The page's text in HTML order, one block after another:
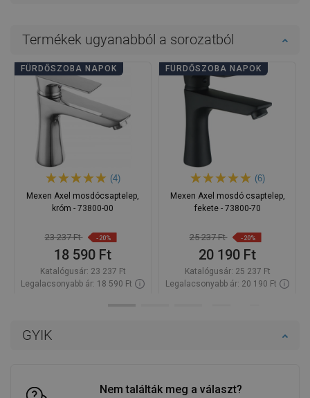
GYIK
Nem találták meg a választ?
Termékek ugyanabból a sorozatból
FÜRDŐSZOBA NAPOK
(4)
Mexen Axel mosdócsaptelep,
króm - 73800-00
23 237 Ft -20%
18 590 Ft
Katalógusár: 23 237 Ft
Legalacsonyabb ár: 18 590 Ft
FÜRDŐSZOBA NAPOK
(6)
Mexen Axel mosdó csaptelep,
fekete - 73800-70
25 237 Ft -20%
20 190 Ft
Katalógusár: 25 237 Ft
Legalacsonyabb ár: 20 190 Ft